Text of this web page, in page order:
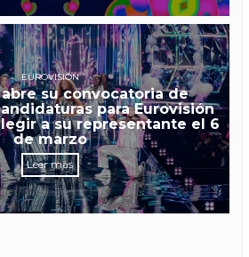
EUROVISIÓN
abre su convocatoria de
para Eurovisión
a su representante el 6
de marzo
Leer más